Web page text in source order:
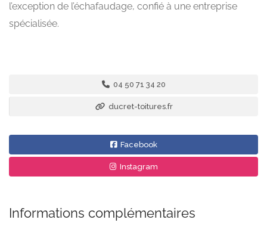
l’exception de l’échafaudage, confié à une entreprise
spécialisée.
04 50 71 34 20
ducret-toitures.fr
Facebook
Instagram
Informations complémentaires